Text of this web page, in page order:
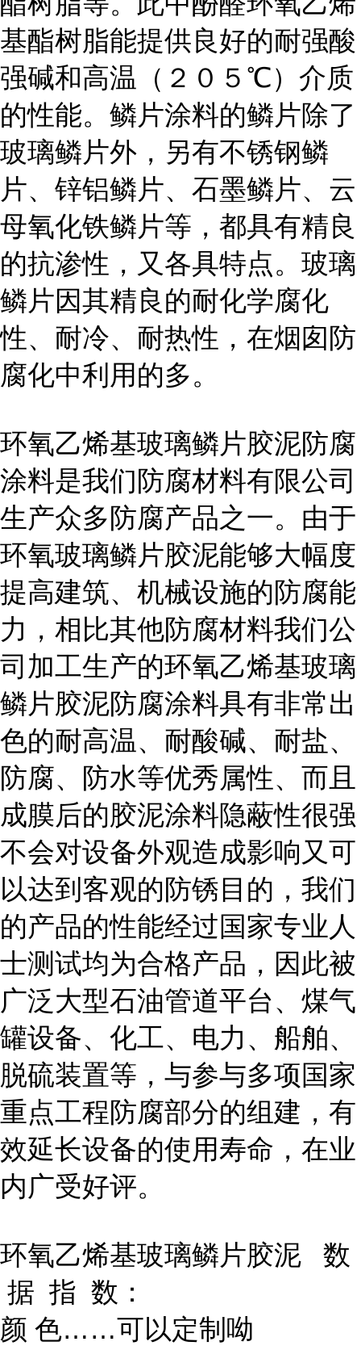
基酯树脂能提供良好的耐强酸
强碱和高温（２０５℃）介质
的性能。鳞片涂料的鳞片除了
玻璃鳞片外，另有不锈钢鳞
片、锌铝鳞片、石墨鳞片、云
母氧化铁鳞片等，都具有精良
的抗渗性，又各具特点。玻璃
鳞片因其精良的耐化学腐化
性、耐冷、耐热性，在烟囱防
腐化中利用的多。
环氧乙烯基玻璃鳞片胶泥防腐
涂料是我们防腐材料有限公司
生产众多防腐产品之一。由于
环氧玻璃鳞片胶泥能够大幅度
提高建筑、机械设施的防腐能
力，相比其他防腐材料我们公
司加工生产的环氧乙烯基玻璃
鳞片胶泥防腐涂料具有非常出
色的耐高温、耐酸碱、耐盐、
防腐、防水等优秀属性、而且
成膜后的胶泥涂料隐蔽性很强
不会对设备外观造成影响又可
以达到客观的防锈目的，我们
的产品的性能经过国家专业人
士测试均为合格产品，因此被
广泛大型石油管道平台、煤气
罐设备、化工、电力、船舶、
脱硫装置等，与参与多项国家
重点工程防腐部分的组建，有
效延长设备的使用寿命，在业
内广受好评。
环氧乙烯基玻璃鳞片胶泥 数
据 指 数：
颜 色……可以定制呦